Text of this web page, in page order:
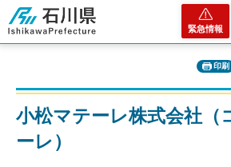
石川県
緊急情報
印刷
小松マテーレ株式会社（
ーレ）